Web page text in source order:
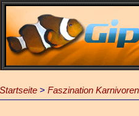
Startseite > Faszination